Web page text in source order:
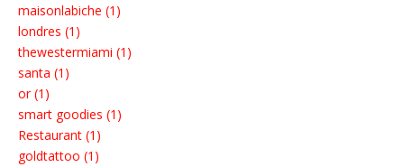
maisonlabiche (1)
londres (1)
thewestermiami (1)
santa (1)
or (1)
smart goodies (1)
Restaurant (1)
goldtattoo (1)